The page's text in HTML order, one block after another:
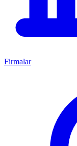
Firmalar